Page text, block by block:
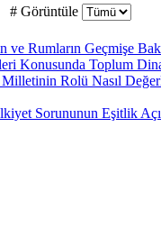
# Görüntüle
ve Rumların Geçmişe
Konusunda Toplum
Rolü Nasıl
Sorununun Eşitlik